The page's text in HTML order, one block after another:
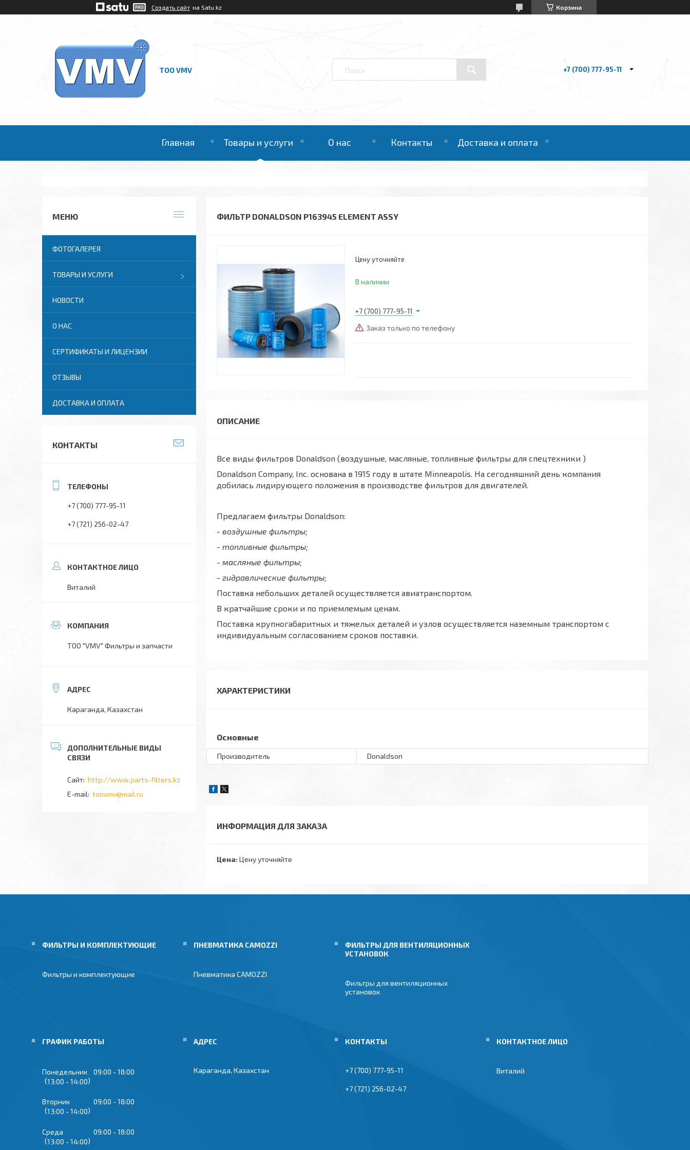
Создать сайт на Satu.kz Корзина
ТОО VMV +7 (700) 777-95-11
Главная Товары и услуги О нас Контакты Доставка и оплата
ФИЛЬТР DONALDSON P163945 ELEMENT ASSY
Цену уточняйте
В наличии
+7 (700) 777-95-11
Заказ только по телефону
Все виды фильтров Donaldson (воздушные, масляные, топливные фильтры для спецтехники )
Donaldson Company, Inc. основана в 1915 году в штате Minneapolis. На сегодняшний день компания
добилась лидирующего положения в производстве фильтров для двигателей.
Предлагаем фильтры Donaldson:
- воздушные фильтры;
- топливные фильтры;
- масляные фильтры;
- гидравлические фильтры;
Поставка небольших деталей осуществляется авиатранспортом.
В кратчайшие сроки и по приемлемым ценам.
Поставка крупногабаритных и тяжелых деталей и узлов осуществляется наземным транспортом с
индивидуальным согласованием сроков поставки.
ХАРАКТЕРИСТИКИ
Основные
Производитель Donaldson
ИНФОРМАЦИЯ ДЛЯ ЗАКАЗА
Цена: Цену уточняйте
ФОТОГАЛЕРЕЯ
ТОВАРЫ И УСЛУГИ
НОВОСТИ
О НАС
СЕРТИФИКАТЫ И ЛИЦЕНЗИИ
ОТЗЫВЫ
ДОСТАВКА И ОПЛАТА
КОНТАКТЫ
+7 (700) 777-95-11
+7 (721) 256-02-47
Виталий
ТОО "VMV" Фильтры и запчасти
Караганда, Казахстан
http://www.parts-filters.kz
toovmv@mail.ru
ФИЛЬТРЫ И КОМПЛЕКТУЮЩИЕ
Фильтры и комплектующие
ПНЕВМАТИКА CAMOZZI
Пневматика CAMOZZI
ФИЛЬТРЫ ДЛЯ ВЕНТИЛЯЦИОННЫХ
УСТАНОВОК
Фильтры для вентиляционных
установок
ГРАФИК РАБОТЫ
Понедельник 09:00
18:00
13:00
14:00
Вторник 09:00
18:00
13:00
14:00
Среда 09:00
18:00
13:00
14:00
Караганда, Казахстан +7 (700) 777-95-11
+7 (721) 256-02-47
Виталий